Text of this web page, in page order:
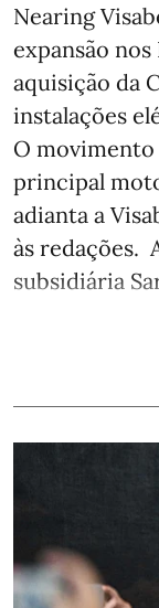
Nearing
expansão
aquisição da
instalações
O movimento
principal
adianta a
às redações.
subsidiária